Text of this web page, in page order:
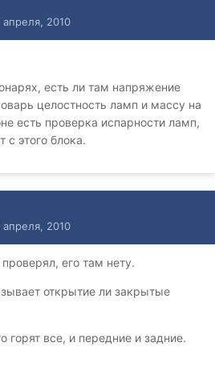
апреля, 2010
есть ли там напряжение
целостность ламп и массу на
есть проверка испарности ламп,
этого блока.
апреля, 2010
его там нету.
открытие ли закрытые
горят все, и передние и задние.